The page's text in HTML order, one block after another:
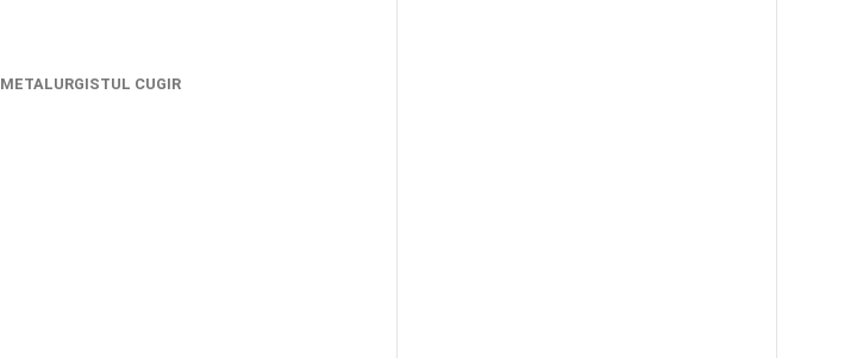
METALURGISTUL CUGIR